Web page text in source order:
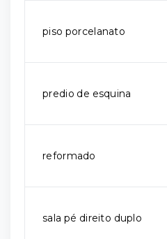
piso porcelanato
predio de esquina
reformado
sala pé direito duplo